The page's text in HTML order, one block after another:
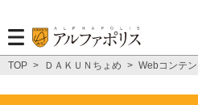
TOP > ＤＡＫＵＮちょめ > Webコンテ